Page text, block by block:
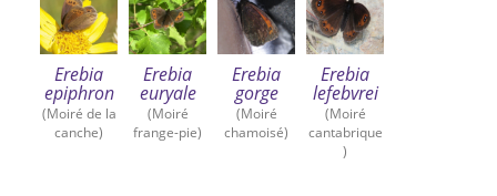
Erebia
epiphron
(Moiré de la
canche)
Erebia
euryale
(Moiré
frange-pie)
Erebia
gorge
(Moiré
chamoisé)
Erebia
lefebvrei
(Moiré
cantabrique
)